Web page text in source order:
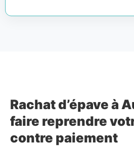
Rachat d’épave à
faire reprendre
contre paiement